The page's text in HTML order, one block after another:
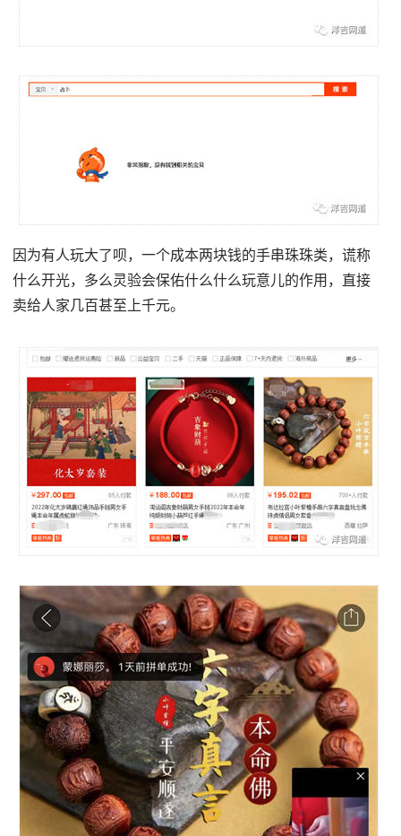
因为有人玩大了呗，一个成本两块钱的手串珠珠类，谎称
什么开光，多么灵验会保佑什么什么玩意儿的作用，直接
卖给人家几百甚至上千元。